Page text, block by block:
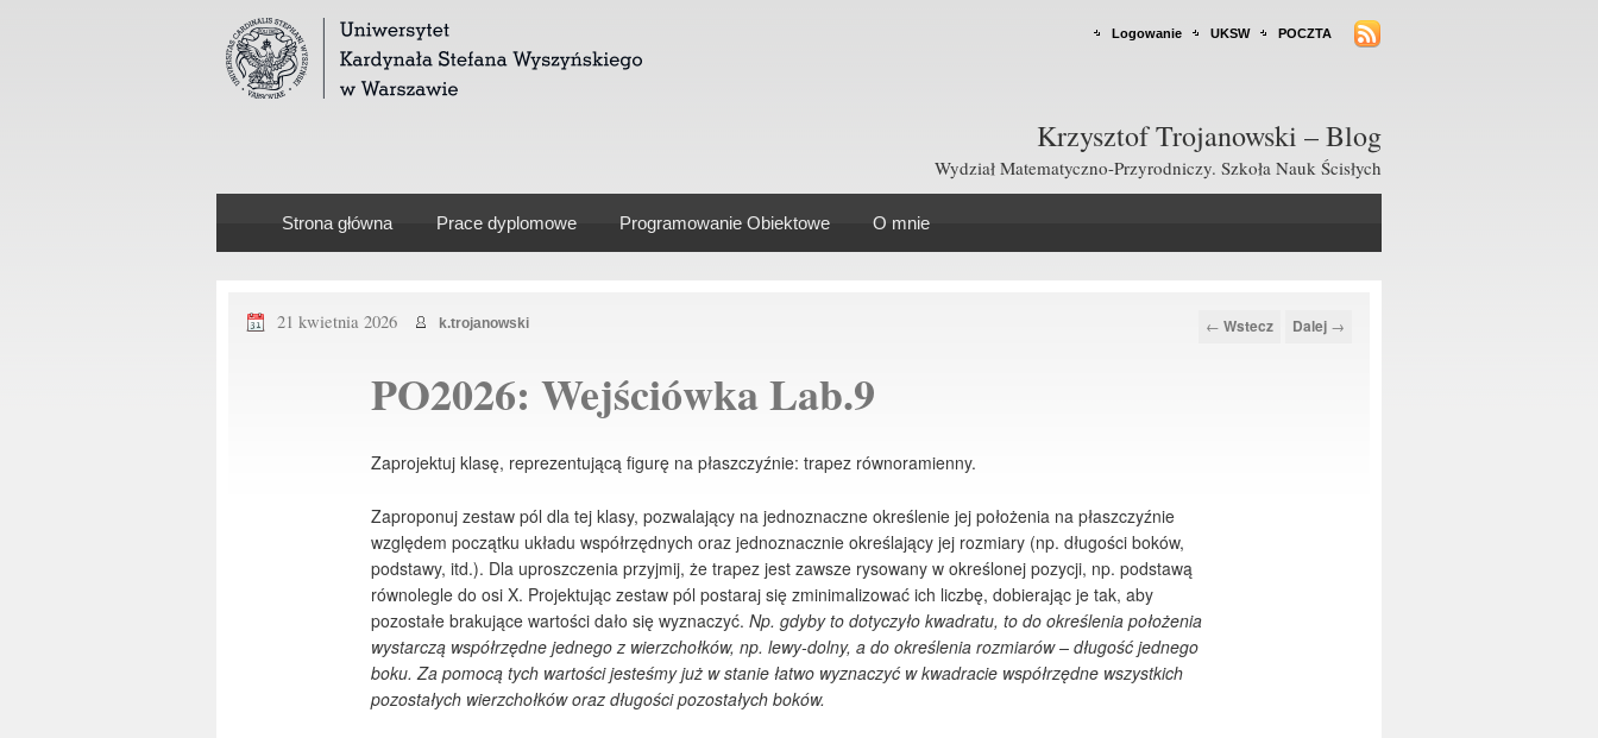
Logowanie UKSW POCZTA
Krzysztof Trojanowski – Blog
Wydział Matematyczno-Przyrodniczy. Szkoła Nauk Ścisłych
Strona główna Prace dyplomowe Programowanie Obiektowe O mnie
Nawigacja po
← Wstecz Dalej →
PO2026: Wejściówka Lab.9
21 kwietnia 2026 k.trojanowski
Zaprojektuj klasę, reprezentującą figurę na płaszczyźnie: trapez równoramienny.
Zaproponuj zestaw pól dla tej klasy, pozwalający na jednoznaczne określenie jej położenia na płaszczyźnie
względem początku układu współrzędnych oraz jednoznacznie określający jej rozmiary (np. długości boków,
podstawy, itd.). Dla uproszczenia przyjmij, że trapez jest zawsze rysowany w określonej pozycji, np. podstawą
równolegle do osi X. Projektując zestaw pól postaraj się zminimalizować ich liczbę, dobierając je tak, aby
pozostałe brakujące wartości dało się wyznaczyć.Np. gdyby to dotyczyło kwadratu, to do określenia położenia
wystarczą współrzędne jednego z wierzchołków, np. lewy-dolny, a do określenia rozmiarów – długość jednego
boku. Za pomocą tych wartości jesteśmy już w stanie łatwo wyznaczyć w kwadracie współrzędne wszystkich
pozostałych wierzchołków oraz długości pozostałych boków.